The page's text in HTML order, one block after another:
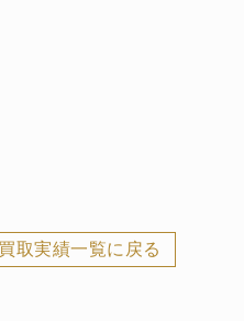
取実績一覧に戻る